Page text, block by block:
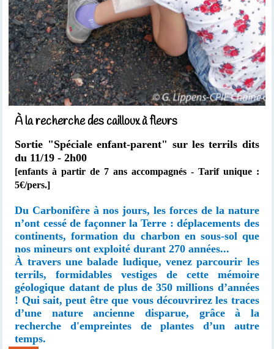
À la recherche des cailloux à fleurs
Sortie "Spéciale enfant-parent" sur les terrils dits
du 11/19 - 2h00
[enfants à partir de 7 ans accompagnés - Tarif unique :
5€/pers.]
Du Carbonifère à nos jours, les forces de la nature
n’ont cessé de façonner la Terre : déplacements des
continents, formation du charbon en sous-sol que
nos mineurs ont exploité durant 270 années...
À travers une balade ludique, venez parcourir les
terrils, formidables vestiges de cette mémoire
géologique datant de plus de 350 millions d’années
! Qui sait, peut être que vous découvrirez les traces
d’une nature ancienne disparue, grâce à la
recherche d'empreintes de plantes d’un autre
temps.